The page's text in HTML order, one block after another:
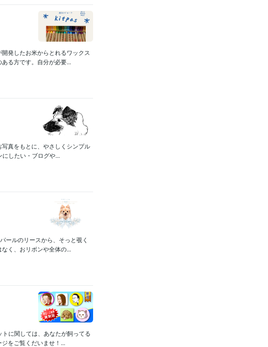
発したお米からとれるワックス
る方です。自分が必要...
真をもとに、やさしくシンプル
したい・ブログや...
ールのリースから、そっと覗く
く、おリボンや全体の...
に関しては、あなたが飼ってる
をご覧くだいませ！...